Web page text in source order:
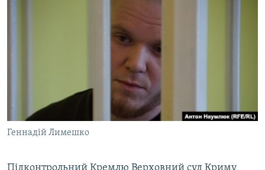
СВІДЧЕННЯ ОКУПАЦІЇ
УКРАЇНСЬКА ПРОБЛЕМА КРИМУ
ІНФОГРАФІКА
Qırımtatar
ДОЛУЧАЙСЯ!
Геннадій Лимешко